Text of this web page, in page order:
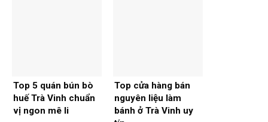
Top 5 quán bún bò
huế Trà Vinh chuẩn
vị ngon mê li
Top cửa hàng bán
nguyên liệu làm
bánh ở Trà Vinh uy